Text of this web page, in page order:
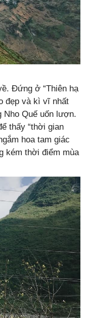
Đứng ở “Thiên hạ
đẹp và kì vĩ nhất
Nho Quế uốn lượn.
thấy “thời gian
hoa tam giác
kém thời điểm mùa